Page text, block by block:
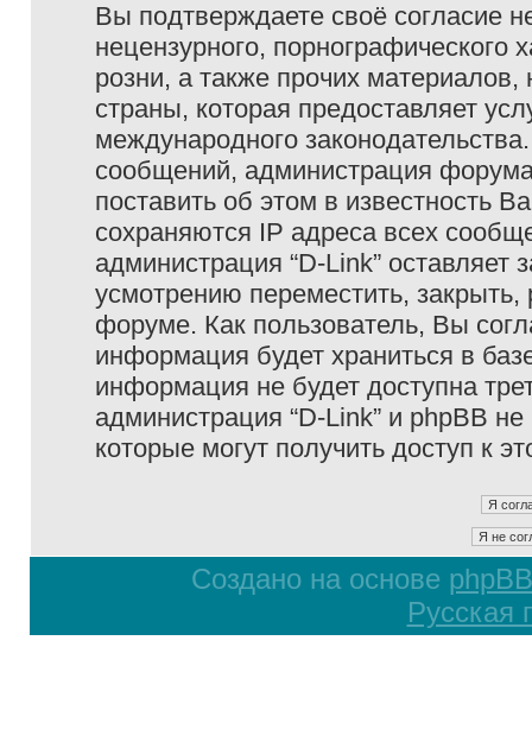
Вы подтверждаете своё согласие
нецензурного, порнографического
розни, а также прочих
страны, которая предоставляет
международного
сообщений, администрация
поставить об этом в известность
сохраняются IP адреса всех
администрация “D-Link”
усмотрению переместить,
форуме. Как пользователь, Вы
информация будет храниться в
информация не будет доступна
администрация “D-Link” и phpBB
которые могут получить доступ к
Создано на основе phpBB
Русская